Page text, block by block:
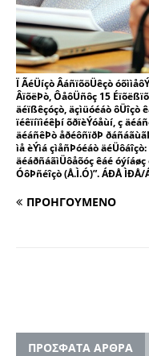
Ï ÃéÜíçò ÂáñïõöÜêçò
ÂïõëÞò, ÔåôÜñôç 15
äéïßêçóçò, äçìüóéáò ôÜîçò
ïéêïíïìéêþí õðïèÝóåùí, ç
äéáñêÞò åðéôñïðÞ
ìå èÝìá çìåñÞóéáò
äéáðñáãìÜôåõóç êáé
ÓôÞñéîçò (Å.Ì.Ó)”. ÁÐÅ
ΠΡΟΗΓΟΥΜΕΝΟ
ΠΡΟΣΦΑΤΑ ΑΡΘΡΑ